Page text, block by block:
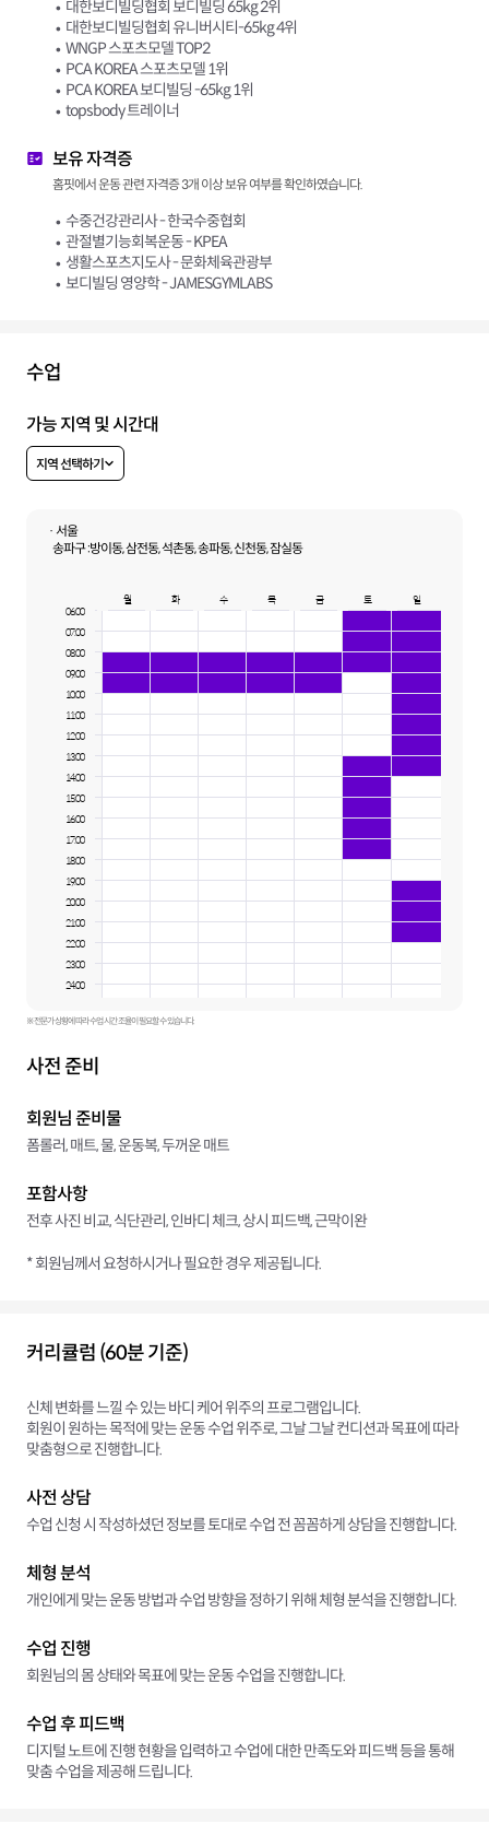
대한보디빌딩협회 보디빌딩 65kg 2위
대한보디빌딩협회 유니버시티-65kg 4위
WNGP 스포츠모델 TOP2
PCA KOREA 스포츠모델 1위
PCA KOREA 보디빌딩 -65kg 1위
topsbody 트레이너
보유 자격증
홈핏에서 운동 관련 자격증 3개 이상 보유 여부를 확인하였습니다.
수중건강관리사 - 한국수중협회
관절별기능회복운동 - KPEA
생활스포츠지도사 - 문화체육관광부
보디빌딩 영양학 - JAMESGYMLABS
수업
가능 지역 및 시간대
지역 선택하기
· 서울
송파구 :방이동, 삼전동, 석촌동, 송파동, 신천동, 잠실동
월 화 수 목 금 토
일
06:00
07:00
08:00
09:00
10:00
11:00
12:00
13:00
14:00
15:00
16:00
17:00
18:00
19:00
20:00
21:00
22:00
23:00
24:00
※ 전문가 상황에 따라 수업 시간 조율이 필요할 수 있습니다.
사전 준비
회원님 준비물
폼롤러, 매트, 물, 운동복, 두꺼운 매트
포함사항
전후 사진 비교, 식단관리, 인바디 체크, 상시 피드백, 근막이완
* 회원님께서 요청하시거나 필요한 경우 제공됩니다.
커리큘럼 (60분 기준)
신체 변화를 느낄 수 있는 바디 케어 위주의 프로그램입니다.
회원이 원하는 목적에 맞는 운동 수업 위주로, 그날 그날 컨디션과 목표에 따라
맞춤형으로 진행합니다.
사전 상담
수업 신청 시 작성하셨던 정보를 토대로 수업 전 꼼꼼하게 상담을 진행합니다.
체형 분석
개인에게 맞는 운동 방법과 수업 방향을 정하기 위해 체형 분석을 진행합니다.
수업 진행
회원님의 몸 상태와 목표에 맞는 운동 수업을 진행합니다.
수업 후 피드백
디지털 노트에 진행 현황을 입력하고 수업에 대한 만족도와 피드백 등을 통해
맞춤 수업을 제공해 드립니다.